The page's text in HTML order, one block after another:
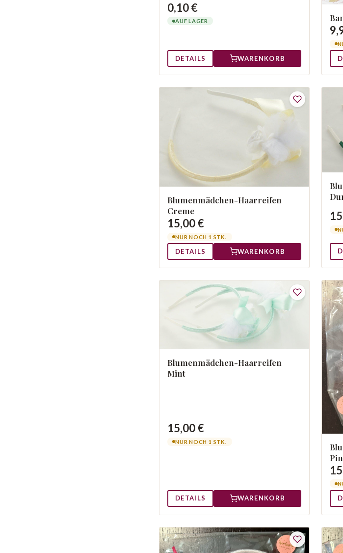
0,10 €
AUF LAGER
DETAILS WARENKORB
Blumenmädchen-Haarreifen
Creme
15,00 €
NUR NOCH 1 STK.
DETAILS WARENKORB
Blumenmädchen-Haarreifen
Mint
15,00 €
NUR NOCH 1 STK.
DETAILS WARENKORB